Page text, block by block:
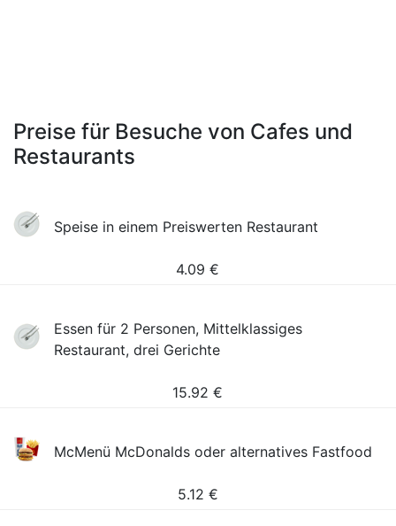
Preise für Besuche von Cafes und
Restaurants
Speise in einem Preiswerten Restaurant
4.09 €
Essen für 2 Personen, Mittelklassiges
Restaurant, drei Gerichte
15.92 €
McMenü McDonalds oder alternatives Fastfood
5.12 €